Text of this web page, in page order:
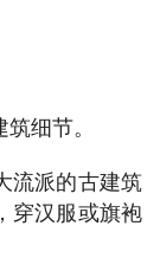
细节。
流派的古建筑
穿汉服或旗袍